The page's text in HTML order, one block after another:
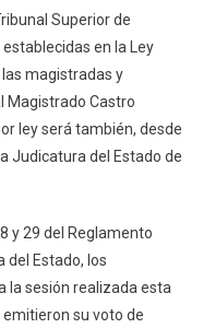
Superior de
en la Ley
magistradas y
Magistrado Castro
ley será también, desde
Judicatura del Estado de
y 29 del Reglamento
del Estado, los
la sesión realizada esta
su voto de